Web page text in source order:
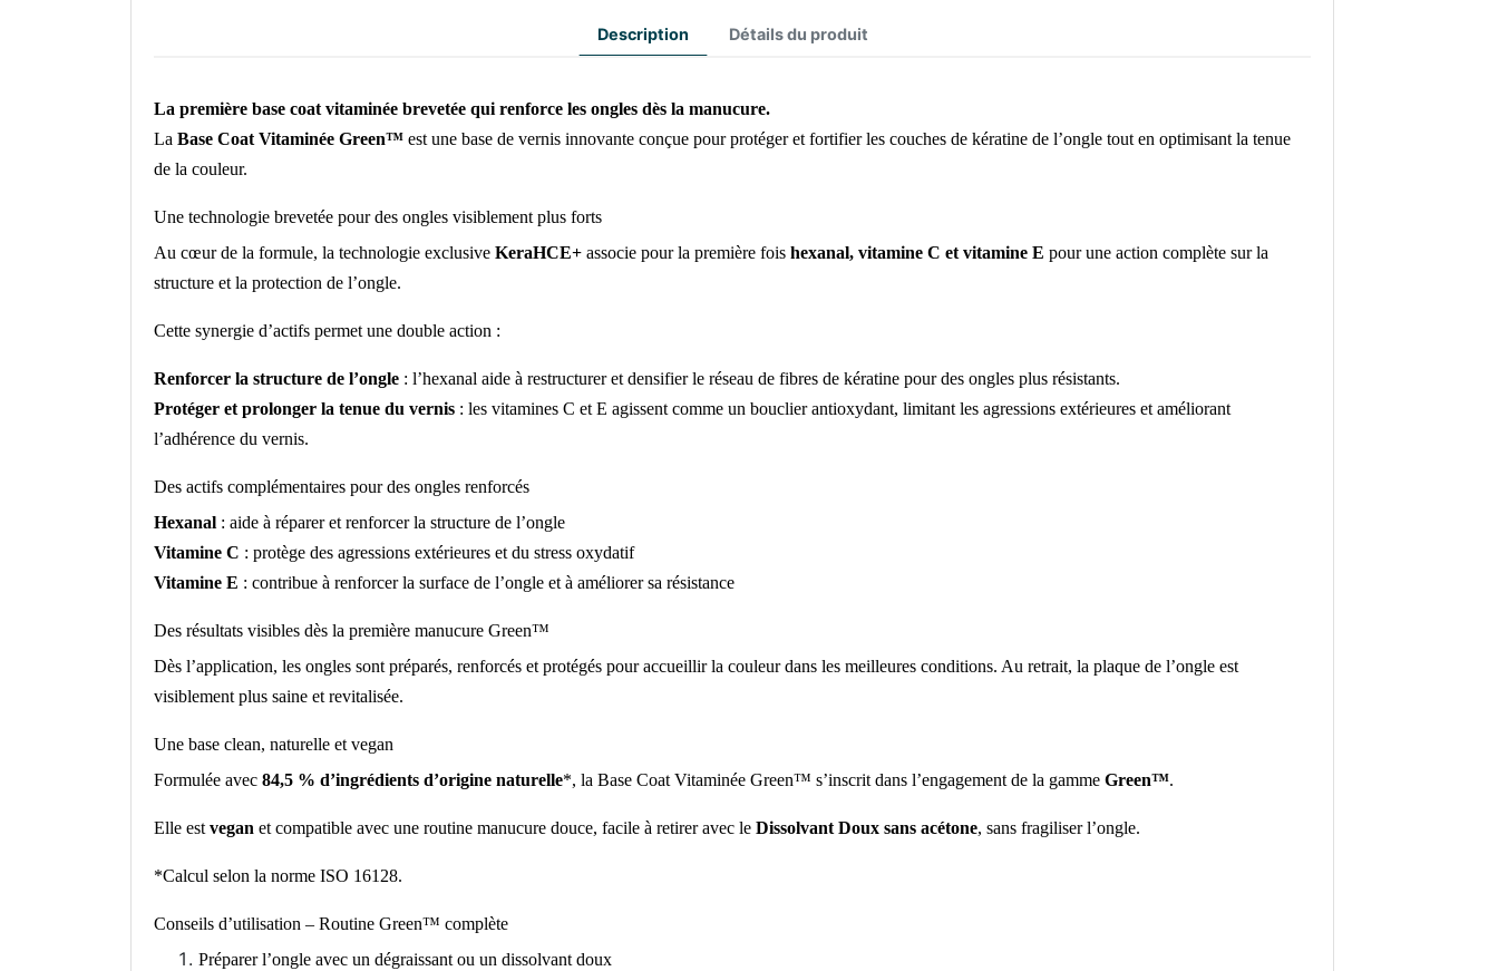
Description Détails du produit
La première base coat vitaminée brevetée qui renforce les ongles dès la manucure.
La Base Coat Vitaminée Green™ est une base de vernis innovante conçue pour protéger et fortifier les couches de kératine de l’ongle tout en optimisant la tenue
de la couleur.
Une technologie brevetée pour des ongles visiblement plus forts
Au cœur de la formule, la technologie exclusive KeraHCE+ associe pour la première fois hexanal, vitamine C et vitamine E pour une action complète sur la
structure et la protection de l’ongle.
Cette synergie d’actifs permet une double action :
Renforcer la structure de l’ongle : l’hexanal aide à restructurer et densifier le réseau de fibres de kératine pour des ongles plus résistants.
Protéger et prolonger la tenue du vernis : les vitamines C et E agissent comme un bouclier antioxydant, limitant les agressions extérieures et améliorant
l’adhérence du vernis.
Des actifs complémentaires pour des ongles renforcés
Hexanal : aide à réparer et renforcer la structure de l’ongle
Vitamine C : protège des agressions extérieures et du stress oxydatif
Vitamine E : contribue à renforcer la surface de l’ongle et à améliorer sa résistance
Des résultats visibles dès la première manucure Green™
Dès l’application, les ongles sont préparés, renforcés et protégés pour accueillir la couleur dans les meilleures conditions. Au retrait, la plaque de l’ongle est
visiblement plus saine et revitalisée.
Une base clean, naturelle et vegan
Formulée avec 84,5 % d’ingrédients d’origine naturelle*, la Base Coat Vitaminée Green™ s’inscrit dans l’engagement de la gamme Green™.
Elle est vegan et compatible avec une routine manucure douce, facile à retirer avec le Dissolvant Doux sans acétone, sans fragiliser l’ongle.
*Calcul selon la norme ISO 16128.
Conseils d’utilisation – Routine Green™ complète
Préparer l’ongle avec un dégraissant ou un dissolvant doux